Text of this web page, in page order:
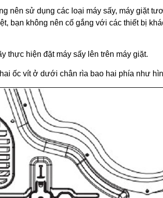
nên sử dụng các loại máy sấy, máy giặt
bạn không nên cố gắng với các thiết bị
thực hiện đặt máy sấy lên trên máy giặt.
ốc vít ở dưới chân rìa bao hai phía như